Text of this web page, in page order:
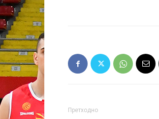
Претходно